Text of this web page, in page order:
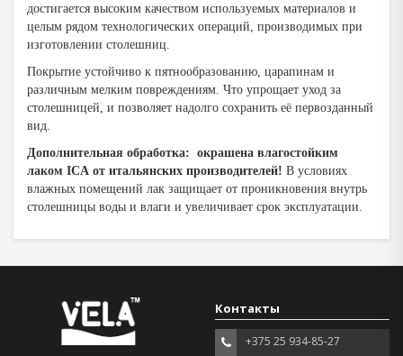
достигается высоким качеством используемых материалов и
целым рядом технологических операций, производимых при
изготовлении столешниц.
Покрытие устойчиво к пятнообразованию, царапинам и
различным мелким повреждениям. Что упрощает уход за
столешницей, и позволяет надолго сохранить её первозданный
вид.
Дополнительная обработка: окрашена влагостойким
лаком ICA от итальянских производителей! В условиях
влажных помещений лак защищает от проникновения внутрь
столешницы воды и влаги и увеличивает срок эксплуатации.
Контакты
+375 25 934-85-27